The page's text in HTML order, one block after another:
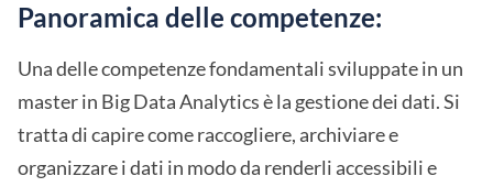
Panoramica delle competenze:
Una delle competenze fondamentali sviluppate in un
master in Big Data Analytics è la gestione dei dati. Si
tratta di capire come raccogliere, archiviare e
organizzare i dati in modo da renderli accessibili e